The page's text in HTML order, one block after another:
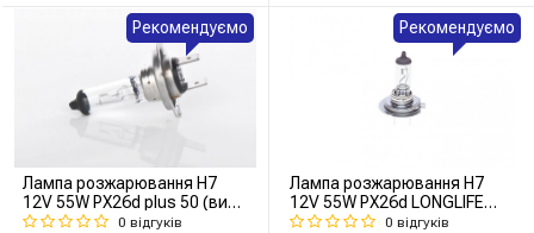
Лампа розжарювання H7
12V 55W PX26d plus 50 (вир-
во Bosch)
0 відгуків
Рекомендуємо
Лампа розжарювання H7
12V 55W PX26d LONGLIFE
DAYTIME (вир-во Bosch)
0 відгуків
Рекомендуємо